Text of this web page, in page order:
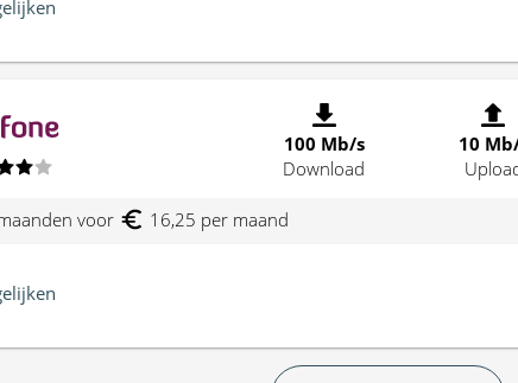
100 Mb/s
Download
10
voor 16,25 per maand